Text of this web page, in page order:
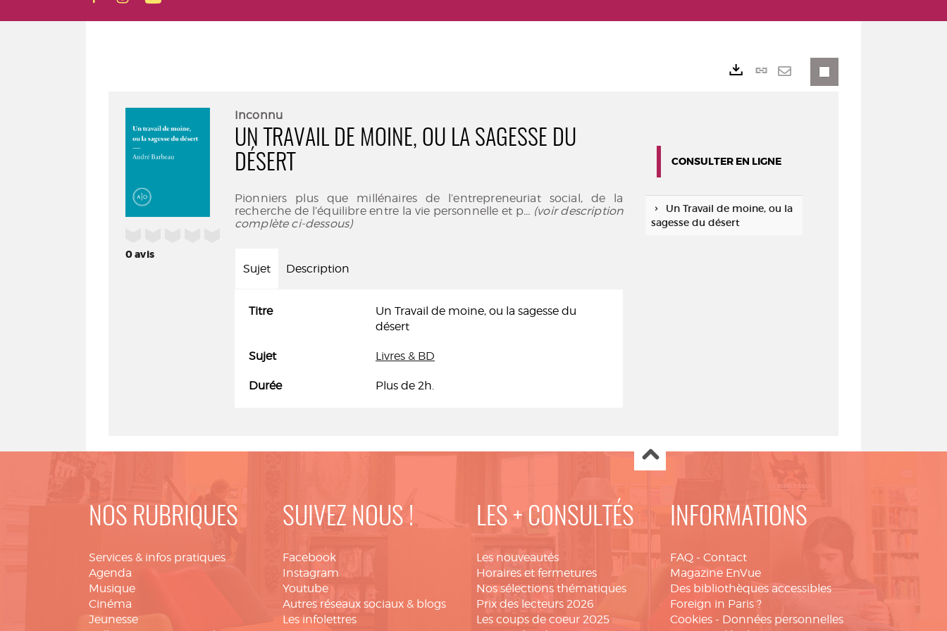
0avis
Inconnu
UN TRAVAIL DE MOINE, OU LA SAGESSE DU
DÉSERT
Pionniers plus que millénaires de l’entrepreneuriat social, de la
recherche de l’équilibre entre la vie personnelle et p... (voir description
complète ci-dessous)
Sujet Description
Titre
Un Travail de moine, ou la sagesse du
désert
Sujet Livres & BD
Durée Plus de 2h.
Lien
CONSULTER EN LIGNE
Un Travail de moine, ou la
sagesse du désert
NOS RUBRIQUES
Services & infos pratiques
Agenda
Musique
Cinéma
Jeunesse
SUIVEZ NOUS !
Facebook
Instagram
Youtube
Autres réseaux sociaux & blogs
Les infolettres
LES + CONSULTÉS
Les nouveautés
Horaires et fermetures
Nos sélections thématiques
Prix des lecteurs 2026
Les coups de coeur 2025
INFORMATIONS
FAQ - Contact
Magazine EnVue
Des bibliothèques accessibles
Foreign in Paris ?
Cookies - Données personnelles